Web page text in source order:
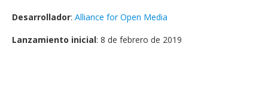
Desarrollador: Alliance for Open Media
Lanzamiento inicial: 8 de febrero de 2019